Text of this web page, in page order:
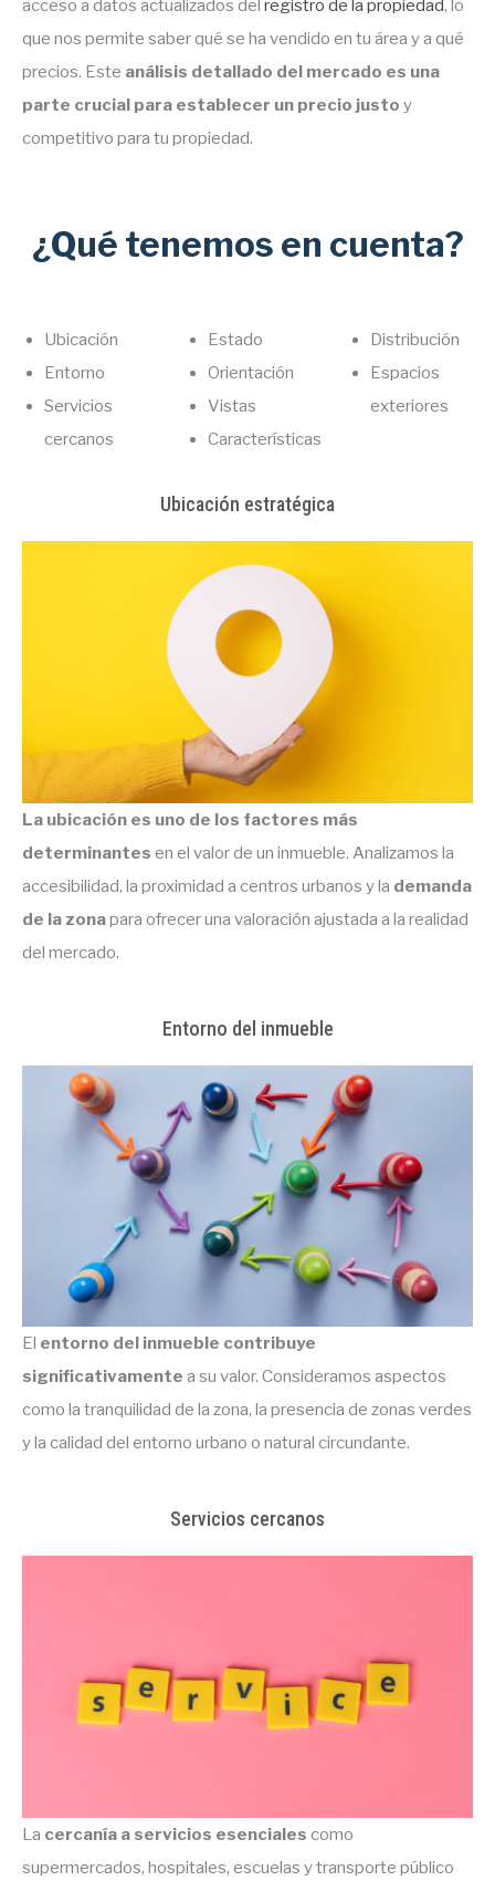
acceso a datos actualizados del registro de la propiedad, lo
que nos permite saber qué se ha vendido en tu área y a qué
precios. Este análisis detallado del mercado es una
parte crucial para establecer un precio justo y
competitivo para tu propiedad.
¿Qué tenemos en cuenta?
Ubicación
Entorno
Servicios
cercanos
Estado
Orientación
Vistas
Características
Distribución
Espacios
exteriores
Ubicación estratégica
La ubicación es uno de los factores más
determinantes en el valor de un inmueble. Analizamos la
accesibilidad, la proximidad a centros urbanos y la demanda
de la zonapara ofrecer una valoración ajustada a la realidad
del mercado.
Entorno del inmueble
El entorno del inmueble contribuye
significativamente a su valor. Consideramos aspectos
como la tranquilidad de la zona, la presencia de zonas verdes
y la calidad del entorno urbano o natural circundante.
Servicios cercanos
La cercanía a servicios esenciales como
supermercados, hospitales, escuelas y transporte público